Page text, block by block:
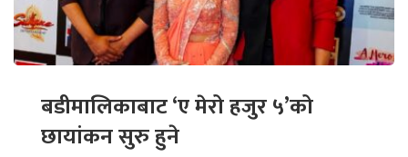
बडीमालिकाबाट ‘ए मेरो हजुर ५’को
छायांकन सुरु हुने